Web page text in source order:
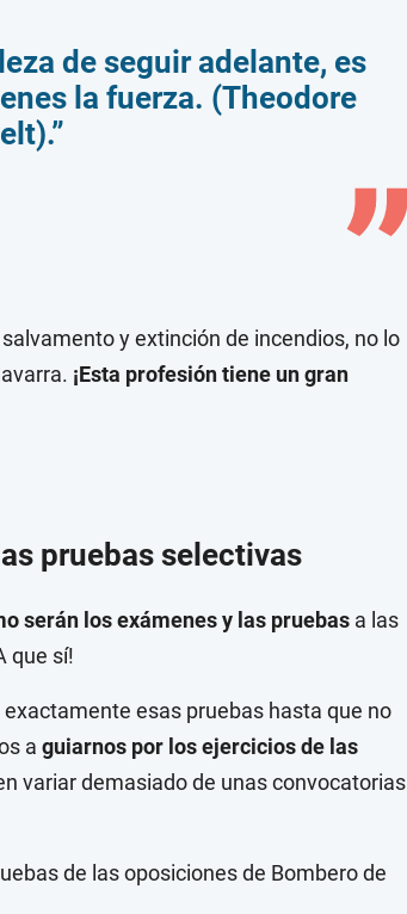
de seguir adelante, es
la fuerza. (Theodore
y extinción de incendios, no lo
¡Esta profesión tiene un gran
pruebas selectivas
serán los exámenesy las pruebas a las
que sí!
esas pruebas hasta que no
a guiarnos por los ejercicios de las
variar demasiado de unas convocatorias
de las oposiciones de Bombero de